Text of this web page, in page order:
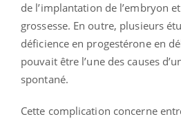
de l’implantation de l’embryon
grossesse. En outre, plusieurs
déficience en progestérone en
pouvait être l’une des causes
spontané.
Cette complication concerne